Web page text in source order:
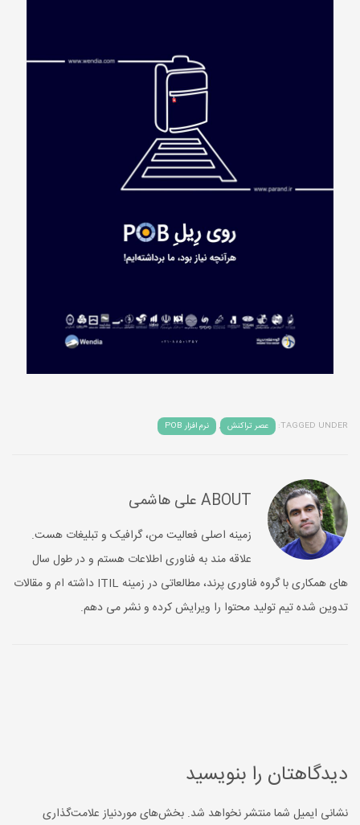
TAGGED UNDER: عصر تراکنش , نرم افزار POB
ABOUT علی هاشمی
زمینه اصلی فعالیت من، گرافیک و تبلیغات هست.
علاقه مند به فناوری اطلاعات هستم و در طول سال
های همکاری با گروه فناوری پرند، مطالعاتی در زمینه ITIL داشته ام و مقالات
تدوین شده تیم تولید محتوا را ویرایش کرده و نشر می دهم.
دیدگاهتان را بنویسید
نشانی ایمیل شما منتشر نخواهد شد. بخش‌های موردنیاز علامت‌گذاری